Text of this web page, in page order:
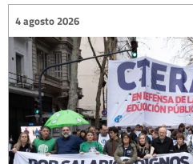
4 agosto 2026